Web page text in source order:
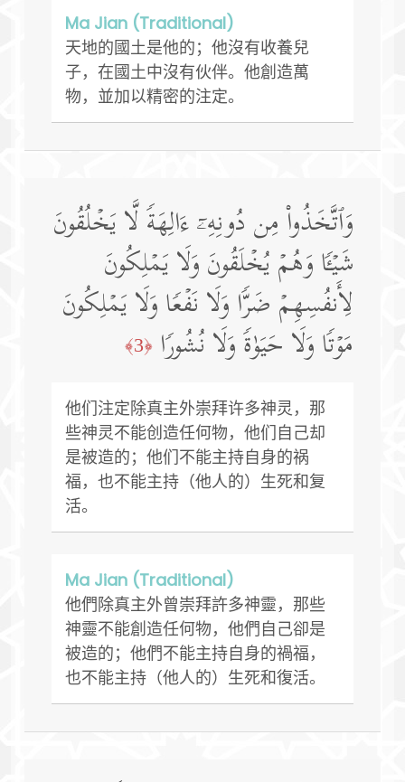
Ma Jian (Traditional)
天地的國土是他的；他沒有收養兒
子，在國土中沒有伙伴。他創造萬
物，並加以精密的注定。
وَٱتَّخَذُوا۟ مِن دُونِهِۦۤ ءَالِهَةࣰ لَّا یَخۡلُقُونَ
شَیۡـࣰٔا وَهُمۡ یُخۡلَقُونَ وَلَا یَمۡلِكُونَ
لِأَنفُسِهِمۡ ضَرࣰّا وَلَا نَفۡعࣰا وَلَا یَمۡلِكُونَ
مَوۡتࣰا وَلَا حَیَوٰةࣰ وَلَا نُشُورࣰا ﴿3﴾
他们注定除真主外崇拜许多神灵，那
些神灵不能创造任何物，他们自己却
是被造的；他们不能主持自身的祸
福，也不能主持（他人的）生死和复
活。
Ma Jian (Traditional)
他們除真主外曾崇拜許多神靈，那些
神靈不能創造任何物，他們自己卻是
被造的；他們不能主持自身的禍福，
也不能主持（他人的）生死和復活。